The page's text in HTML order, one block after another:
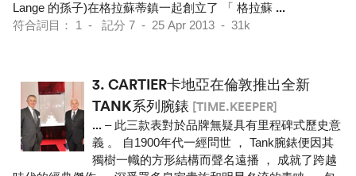
Lange 的孫子)在格拉蘇蒂鎮一起創立了 「 格拉蘇 ...
符合詞目： 1 - 記分 7 - 25 Apr 2013 - 31k
3. CARTIER卡地亞在倫敦推出全新
TANK系列腕錶 [TIME.KEEPER]
... – 此三款表對於品牌無疑具有里程碑式歷史意
義 。 自1900年代一經問世 ， Tank腕錶便因其
獨樹一幟的方形結構而聲名遠播 ， 成就了跨越